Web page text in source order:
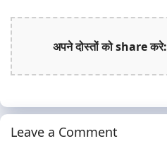
अपने दोस्तों को share करे:
Leave a Comment